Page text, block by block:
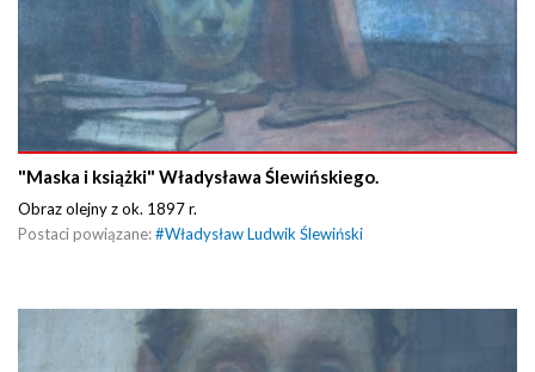
"Maska i książki" Władysława Ślewińskiego.
Obraz olejny z ok. 1897 r.
Postaci powiązane:#Władysław Ludwik Ślewiński